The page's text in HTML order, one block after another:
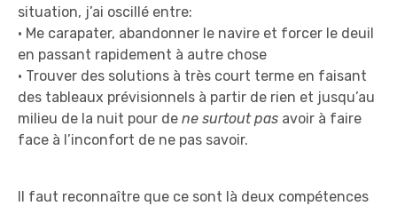
situation, j’ai oscillé entre:
• Me carapater, abandonner le navire et forcer le deuil
en passant rapidement à autre chose
• Trouver des solutions à très court terme en faisant
des tableaux prévisionnels à partir de rien et jusqu’au
milieu de la nuit pour de ne surtout pas avoir à faire
face à l’inconfort de ne pas savoir.
Il faut reconnaître que ce sont là deux compétences